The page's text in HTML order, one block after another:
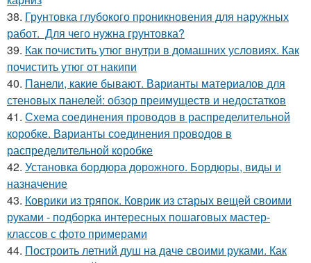
38. Грунтовка глубокого проникновения для наружных
работ. Для чего нужна грунтовка?
39. Как почистить утюг внутри в домашних условиях. Как
почистить утюг от накипи
40. Панели, какие бывают. Варианты материалов для
стеновых панелей: обзор преимуществ и недостатков
41. Схема соединения проводов в распределительной
коробке. Варианты соединения проводов в
распределительной коробке
42. Установка бордюра дорожного. Бордюры, виды и
назначение
43. Коврики из тряпок. Коврик из старых вещей своими
руками - подборка интересных пошаговых мастер-
классов с фото примерами
44. Построить летний душ на даче своими руками. Как